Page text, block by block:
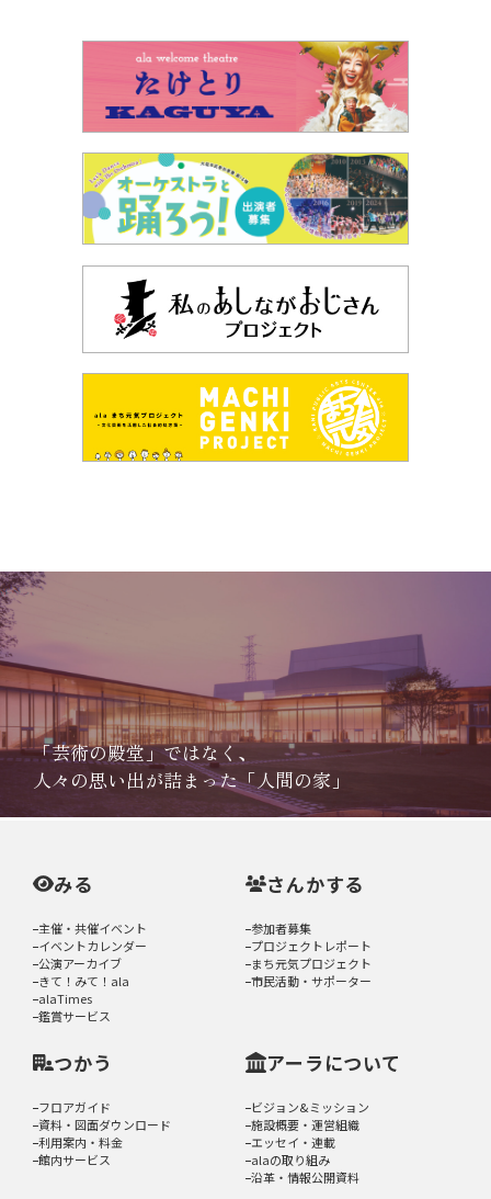
「芸術の殿堂」ではなく、
人々の思い出が詰まった「人間の家」
みる
主催・共催イベント
イベントカレンダー
公演アーカイブ
きて！みて！ala
alaTimes
鑑賞サービス
さんかする
参加者募集
プロジェクトレポート
まち元気プロジェクト
市民活動・サポーター
つかう
フロアガイド
資料・図面ダウンロード
利用案内・料金
館内サービス
アーラについて
ビジョン&ミッション
施設概要・運営組織
エッセイ・連載
alaの取り組み
沿革・情報公開資料